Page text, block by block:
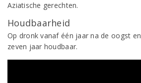
Aziatische gerechten.
Houdbaarheid
Op dronk vanaf één jaar na de oogst
zeven jaar houdbaar.